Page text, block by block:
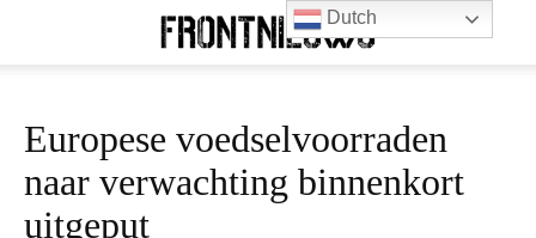
Europese voedselvoorraden
naar verwachting binnenkort
uitgeput
Dutch